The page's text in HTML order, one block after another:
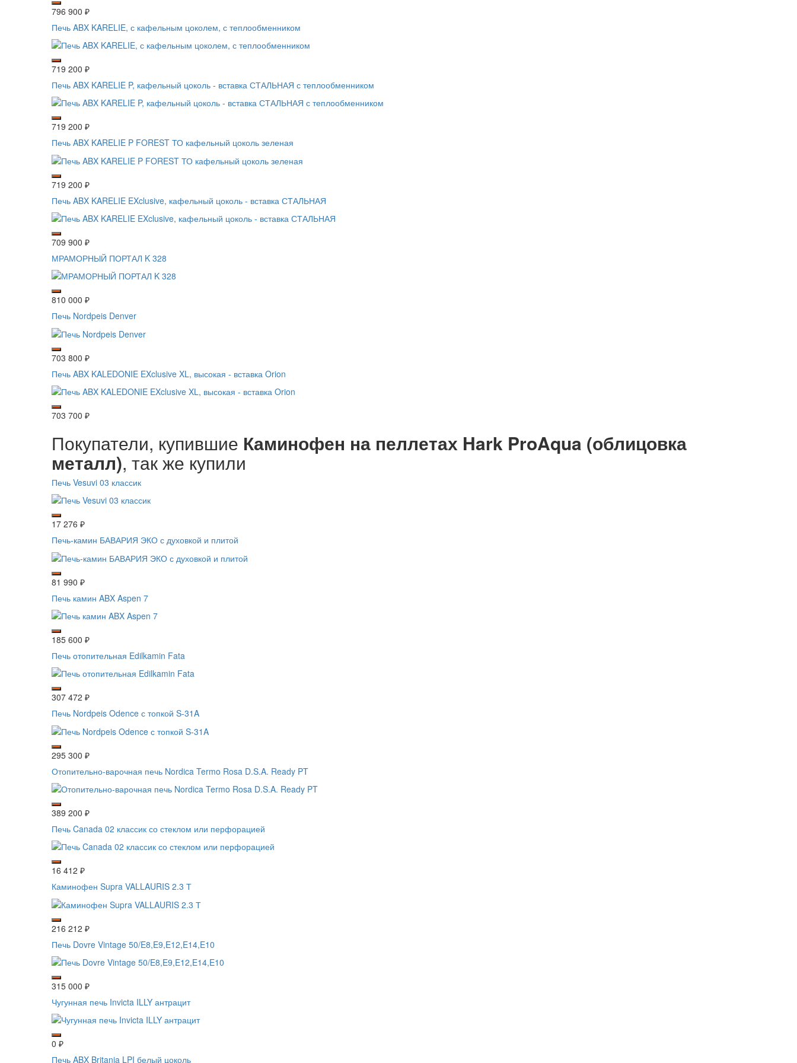
796 900 ₽
Печь ABX KARELIE, с кафельным цоколем, с теплообменником
719 200 ₽
Печь ABX KARELIE P, кафельный цоколь - вставка СТАЛЬНАЯ с теплообменником
719 200 ₽
Печь ABX KARELIE P FOREST ТО кафельный цоколь зеленая
719 200 ₽
Печь ABX KARELIE EXclusive, кафельный цоколь - вставка СТАЛЬНАЯ
709 900 ₽
МРАМОРНЫЙ ПОРТАЛ K 328
810 000 ₽
Печь Nordpeis Denver
703 800 ₽
Печь ABX KALEDONIE EXclusive XL, высокая - вставка Orion
703 700 ₽
Покупатели, купившие Каминофен на пеллетах Hark ProAqua (облицовка
металл), так же купили
Печь Vesuvi 03 классик
17 276 ₽
Печь-камин БАВАРИЯ ЭКО с духовкой и плитой
81 990 ₽
Печь камин ABX Aspen 7
185 600 ₽
Печь отопительная Edilkamin Fata
307 472 ₽
Печь Nordpeis Odence с топкой S-31A
295 300 ₽
Отопительно-варочная печь Nordica Termo Rosa D.S.A. Ready PT
389 200 ₽
Печь Canada 02 классик со стеклом или перфорацией
16 412 ₽
Каминофен Supra VALLAURIS 2.3 Т
216 212 ₽
Печь Dovre Vintage 50/E8,E9,E12,E14,E10
315 000 ₽
Чугунная печь Invicta ILLY антрацит
0 ₽
Печь ABX Britania LPI белый цоколь